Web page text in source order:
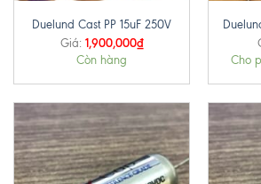
Duelund Cast PP 15uF 250V
Giá: 1,900,000₫
Còn hàng Cho